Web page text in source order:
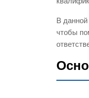
В данной
чтобы